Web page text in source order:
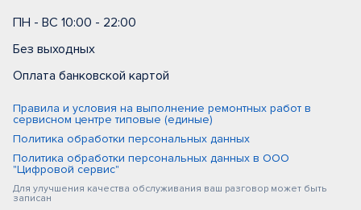
ПН - ВС 10:00 - 22:00
Без выходных
Оплата банковской картой
Правила и условия на выполнение ремонтных работ в
сервисном центре типовые (единые)
Политика обработки персональных данных
Политика обработки персональных данных в ООО
"Цифровой сервис"
Для улучшения качества обслуживания ваш разговор может быть
записан